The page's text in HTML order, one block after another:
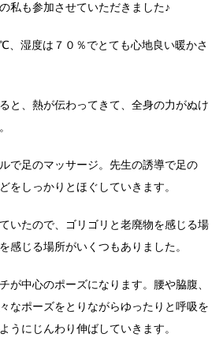
私も参加させていただきました♪
、湿度は７０％でとても心地良い暖かさ
と、熱が伝わってきて、全身の力がぬけ
で足のマッサージ。先生の誘導で足の
をしっかりとほぐしていきます。
いたので、ゴリゴリと老廃物を感じる場
感じる場所がいくつもありました。
が中心のポーズになります。腰や脇腹、
なポーズをとりながらゆったりと呼吸を
うにじんわり伸ばしていきます。